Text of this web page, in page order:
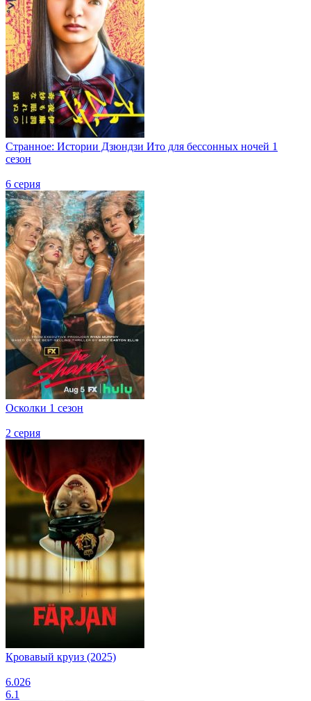
Странное: Истории Дзюндзи Ито для бессонных ночей 1
сезон
6 серия
Осколки 1 сезон
2 серия
Кровавый круиз (2025)
6.026
6.1